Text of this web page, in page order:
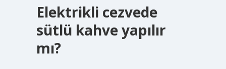
Elektrikli cezvede
sütlü kahve yapılır
mı?